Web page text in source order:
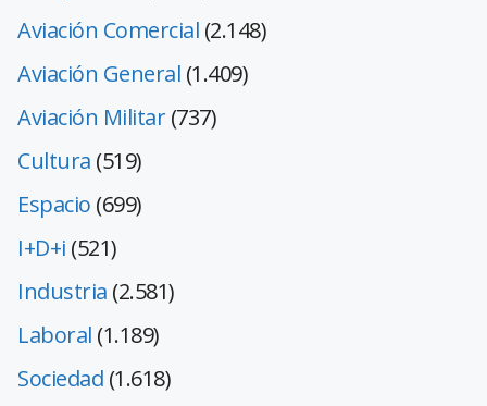
Aviación Comercial (2.148)
Aviación General (1.409)
Aviación Militar(737)
Cultura (519)
Espacio (699)
I+D+i (521)
Industria (2.581)
Laboral (1.189)
Sociedad (1.618)